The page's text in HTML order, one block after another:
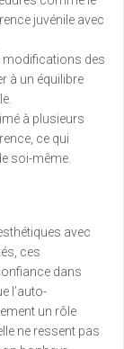
juvénile avec
modifications des
à un équilibre
à plusieurs
ce qui
soi-même.
avec
ces
dans
l’auto-
un rôle
ne ressent pas